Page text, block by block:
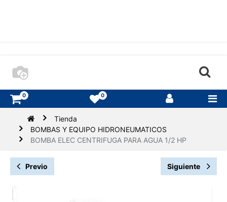
0 0
Tienda
BOMBAS Y EQUIPO HIDRONEUMATICOS
BOMBA ELEC CENTRIFUGA PARA AGUA 1/2 HP
Previo Siguiente